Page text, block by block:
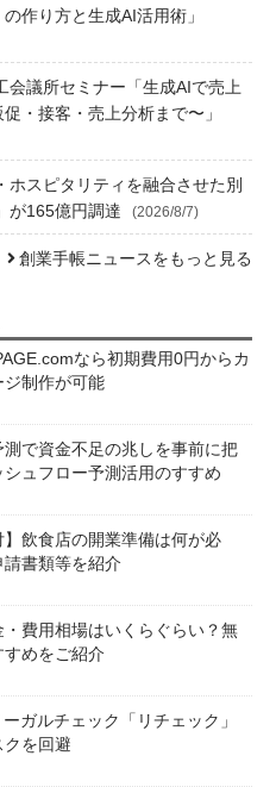
作り方と生成AI活用術」
会議所セミナー「生成AIで売上
・接客・売上分析まで〜」
ホスピタリティを融合させた別
が165億円調達
(2026/8/7)
創業手帳ニュースをもっと見る
なら初期費用0円からカ
ジ制作が可能
で資金不足の兆しを事前に把
ュフロー予測活用のすすめ
】飲食店の開業準備は何が必
書類等を紹介
費用相場はいくらぐらい？無
めをご紹介
ガルチェック「リチェック」
クを回避